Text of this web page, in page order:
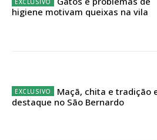
16€
Acesso ao conteúdo online
Acesso aos conteúdos
higiene motivam queixas na vila
Maçã, chita e tradição
destaque no São Bernardo